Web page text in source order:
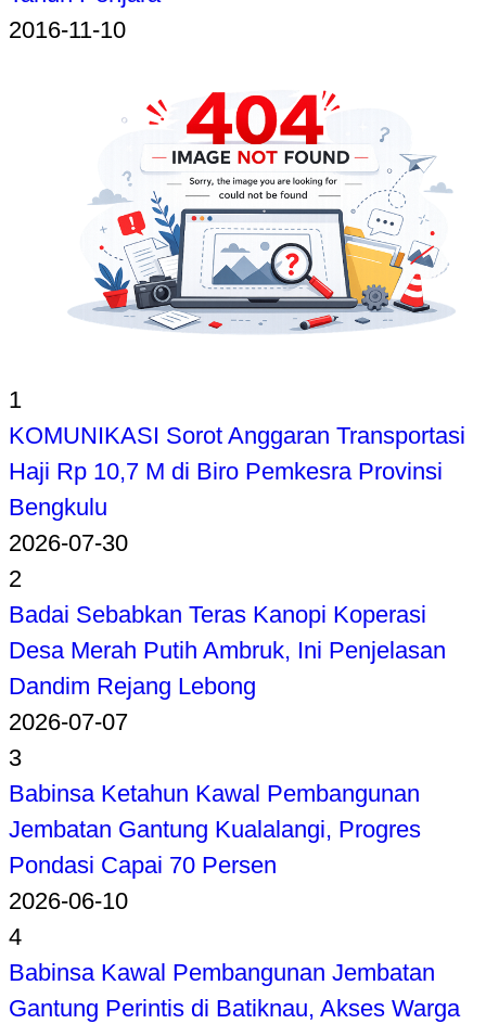
2016-11-10
1
KOMUNIKASI Sorot Anggaran Transportasi
Haji Rp 10,7 M di Biro Pemkesra Provinsi
Bengkulu
2026-07-30
2
Badai Sebabkan Teras Kanopi Koperasi
Desa Merah Putih Ambruk, Ini Penjelasan
Dandim Rejang Lebong
2026-07-07
3
Babinsa Ketahun Kawal Pembangunan
Jembatan Gantung Kualalangi, Progres
Pondasi Capai 70 Persen
2026-06-10
4
Babinsa Kawal Pembangunan Jembatan
Gantung Perintis di Batiknau, Akses Warga